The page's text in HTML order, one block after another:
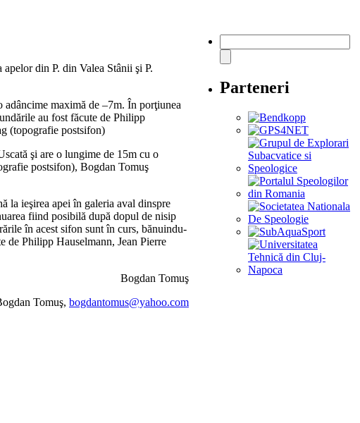
din P. din Valea Stânii şi P.
maximă de –7m. În porţiunea
au fost făcute de Philipp
(topografie postsifon)
şi are o lungime de 15m cu o
postsifon), Bogdan Tomuş
la ieşirea apei în galeria aval dinspre
fiind posibilă după dopul de nisip
în acest sifon sunt în curs, bănuindu-
de Philipp Hauselmann, Jean Pierre
Bogdan Tomuş
Tomuş, bogdantomus@yahoo.com
Parteneri